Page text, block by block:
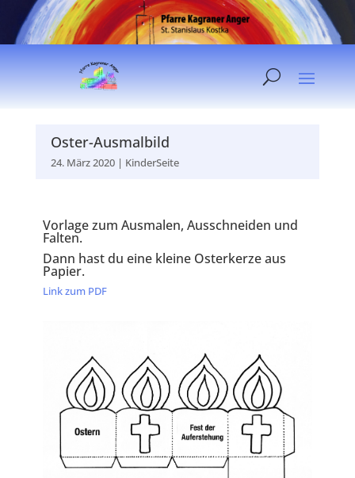
Oster-Ausmalbild
24. März 2020 | KinderSeite
Vorlage zum Ausmalen, Ausschneiden und
Falten.
Dann hast du eine kleine Osterkerze aus
Papier.
Link zum PDF